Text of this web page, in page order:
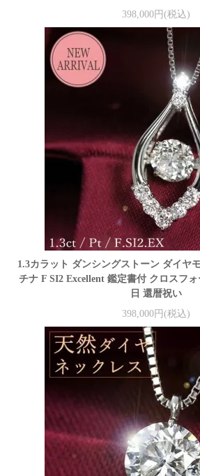
398,000円(税込)
1.3カラット ダンシングストーン ダイヤ
チナ F SI2 Excellent 鑑定書付 クロスフ
日 還暦祝い
398,000円(税込)